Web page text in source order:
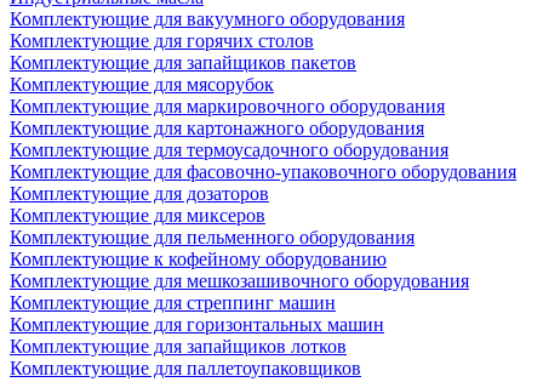
Комплектующие для вакуумного оборудования
Комплектующие для горячих столов
Комплектующие для запайщиков пакетов
Комплектующие для мясорубок
Комплектующие для маркировочного оборудования
Комплектующие для картонажного оборудования
Комплектующие для термоусадочного оборудования
Комплектующие для фасовочно-упаковочного оборудования
Комплектующие для дозаторов
Комплектующие для миксеров
Комплектующие для пельменного оборудования
Комплектующие к кофейному оборудованию
Комплектующие для мешкозашивочного оборудования
Комплектующие для стреппинг машин
Комплектующие для горизонтальных машин
Комплектующие для запайщиков лотков
Комплектующие для паллетоупаковщиков